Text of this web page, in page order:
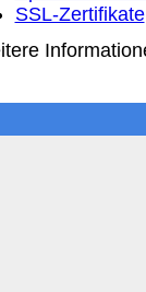
SSL-Zertifikate